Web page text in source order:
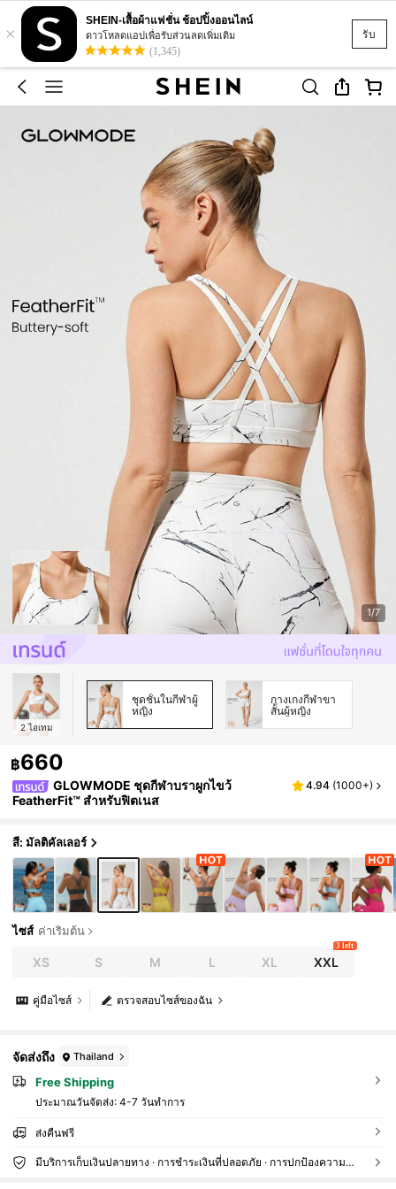
รับ
×
SHEIN-เสื้อผ้าแฟชั่น ช้อปปิ้งออนไลน์
ดาวโหลดแอปเพื่อรับส่วนลดเพิ่มเติม
(1,345)
1/7
2 ไอเทม
ชุดชั้นในกีฬาผู้
หญิง
กางเกงกีฬาขา
สั้นผู้หญิง
฿660
GLOWMODE ชุดกีฬาบราผูกไขว้
FeatherFit™ สำหรับฟิตเนส
4.94 (1000+)
สี: มัลติคัลเลอร์
ไซส์ ค่าเริ่มต้น
XS S M L XL XXL
3 left
ตรวจสอบไซส์ของฉัน
คู่มือไซส์
จัดส่งถึง Thailand
Free Shipping
ประมาณวันจัดส่ง: 4-7 วันทำการ
ส่งคืนฟรี
มีบริการเก็บเงินปลายทาง · การชำระเงินที่ปลอดภัย · การปกป้องความเป็นส่วนตัว